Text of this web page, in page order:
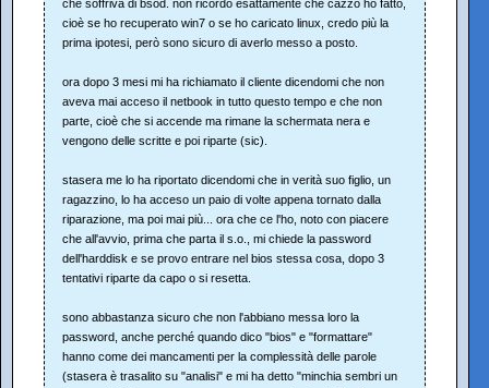
che soffriva di bsod. non ricordo esattamente che cazzo ho fatto,
cioè se ho recuperato win7 o se ho caricato linux, credo più la
prima ipotesi, però sono sicuro di averlo messo a posto.
ora dopo 3 mesi mi ha richiamato il cliente dicendomi che non
aveva mai acceso il netbook in tutto questo tempo e che non
parte, cioè che si accende ma rimane la schermata nera e
vengono delle scritte e poi riparte (sic).
stasera me lo ha riportato dicendomi che in verità suo figlio, un
ragazzino, lo ha acceso un paio di volte appena tornato dalla
riparazione, ma poi mai più... ora che ce l'ho, noto con piacere
che all'avvio, prima che parta il s.o., mi chiede la password
dell'harddisk e se provo entrare nel bios stessa cosa, dopo 3
tentativi riparte da capo o si resetta.
sono abbastanza sicuro che non l'abbiano messa loro la
password, anche perché quando dico "bios" e "formattare"
hanno come dei mancamenti per la complessità delle parole
(stasera è trasalito su "analisi" e mi ha detto "minchia sembri un